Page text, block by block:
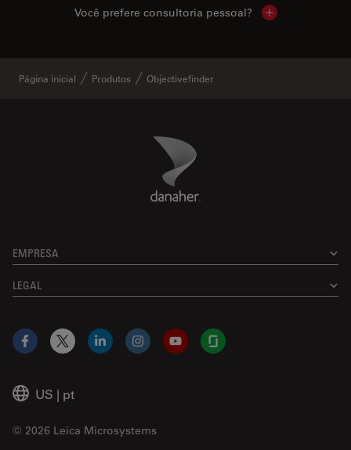
Você prefere consultoria pessoal? Show local
Página inicial Produtos Objectivefinder
Danaher Logo
EMPRESA
LEGAL
US | pt
© 2026 Leica Microsystems
Facebook
X LinkedInInstagramYouTubeGlassdoor